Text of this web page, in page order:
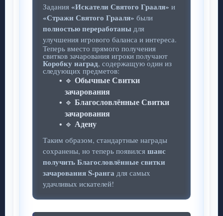
Задания «Искатели Святого Грааля» и
«Стражи Святого Грааля» были
полностью переработаны для
улучшения игрового баланса и интереса.
Теперь вместо прямого получения
свитков зачарования игроки получают
Коробку наград, содержащую один из
следующих предметов:
🔹 Обычные Свитки
зачарования
🔹 Благословлённые Свитки
зачарования
🔹 Адену
Таким образом, стандартные награды
сохранены, но теперь появился шанс
получить Благословлённые свитки
зачарования S-ранга для самых
удачливых искателей!